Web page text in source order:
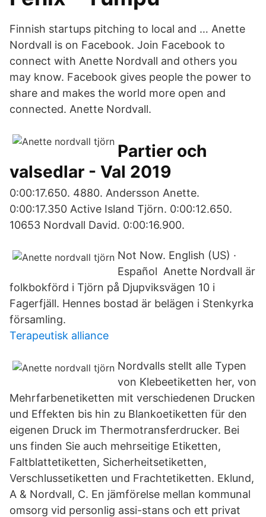
Finnish startups pitching to local and … Anette
Nordvall is on Facebook. Join Facebook to
connect with Anette Nordvall and others you
may know. Facebook gives people the power to
share and makes the world more open and
connected. Anette Nordvall.
Partier och
valsedlar - Val 2019
0:00:17.650. 4880. Andersson Anette.
0:00:17.350 Active Island Tjörn. 0:00:12.650.
10653 Nordvall David. 0:00:16.900.
Not Now. English (US) ·
Español Anette Nordvall är
folkbokförd i Tjörn på Djupviksvägen 10 i
Fagerfjäll. Hennes bostad är belägen i Stenkyrka
församling.
Terapeutisk alliance
Nordvalls stellt alle Typen
von Klebeetiketten her, von
Mehrfarbenetiketten mit verschiedenen Drucken
und Effekten bis hin zu Blankoetiketten für den
eigenen Druck im Thermotransferdrucker. Bei
uns finden Sie auch mehrseitige Etiketten,
Faltblattetiketten, Sicherheitsetiketten,
Verschlussetiketten und Frachtetiketten. Eklund,
A & Nordvall, C. En jämförelse mellan kommunal
omsorg vid personlig assi-stans och ett privat